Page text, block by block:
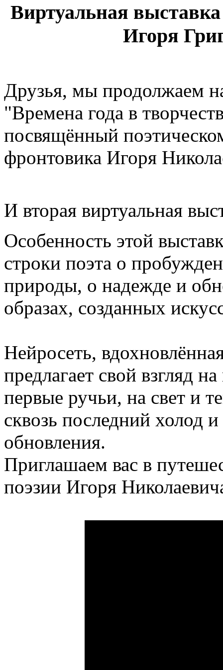
Виртуальная
Игоря
Друзья, мы продолжаем
"Времена года в
посвящённый
фронтовика Игоря
И вторая виртуальная
Особенность этой
строки поэта о
природы, о надежде и
образах, созданных
Нейросеть,
предлагает свой взгляд
первые ручьи, на свет и
сквозь последний холод
обновления.
Приглашаем вас в
поэзии Игоря